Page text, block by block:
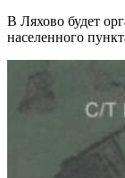
В Ляхово будет
населенного